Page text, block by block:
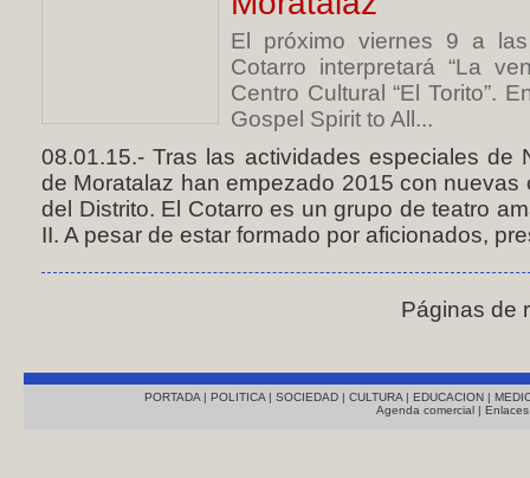
El próximo viernes 9 a
Cotarro interpretará “La
Centro Cultural “El Torito”.
Gospel Spirit to All...
08.01.15.- Tras las actividades especiales de
de Moratalaz han empezado 2015 con
del Distrito. El Cotarro es un grupo de teatro
II. A pesar de estar formado por aficionados,
Páginas de
PORTADA | POLITICA | SOCIEDAD | CULTURA | EDUCACION |
Agenda comercial |Enlaces